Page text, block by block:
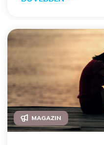
MAGAZIN